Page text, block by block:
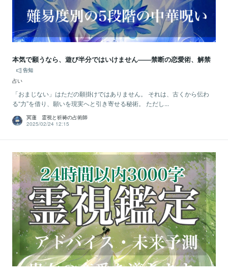
本気で願うなら、遊び半分ではいけません――禁断の恋愛術、解禁
告知
占い
「おまじない」はただの願掛けではありません。 それは、古くから伝わ
る“力”を借り、願いを現実へと引き寄せる秘術。 ただし...
冥蓮 霊視と祈祷の占術師
2025/02/24 12:15